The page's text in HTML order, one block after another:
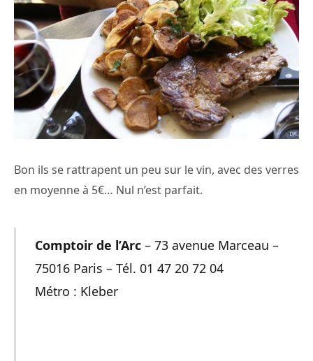
Bon ils se rattrapent un peu sur le vin, avec des verres
en moyenne à 5€… Nul n’est parfait.
Comptoir de l’Arc– 73 avenue Marceau –
75016 Paris – Tél. 01 47 20 72 04
Métro : Kleber